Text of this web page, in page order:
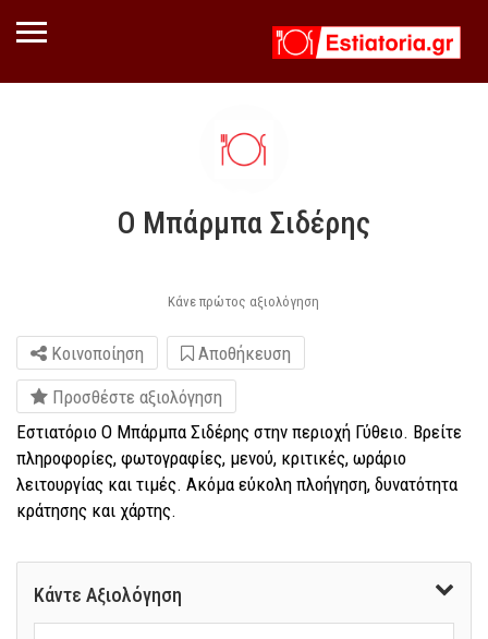
Ο Μπάρμπα Σιδέρης
Κάνε πρώτος αξιολόγηση
Κοινοποίηση
Αποθήκευση
Προσθέστε αξιολόγηση
Εστιατόριο Ο Μπάρμπα Σιδέρης στην περιοχή Γύθειο. Βρείτε
πληροφορίες, φωτογραφίες, μενού, κριτικές, ωράριο
λειτουργίας και τιμές. Ακόμα εύκολη πλοήγηση, δυνατότητα
κράτησης και χάρτης.
Κάντε Αξιολόγηση